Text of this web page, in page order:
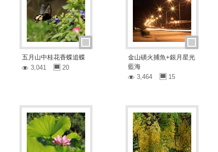
五月山中桂花香蝶追蝶
3,041
20
金山磺火捕魚+銀月星光
藍海
3,464
15